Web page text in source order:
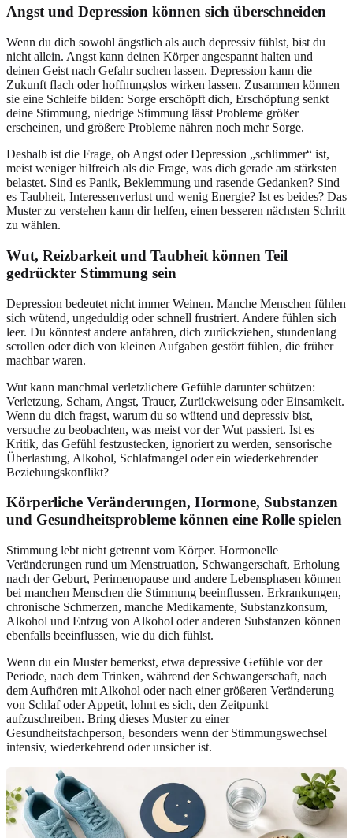
Angst und Depression können sich überschneiden
Wenn du dich sowohl ängstlich als auch depressiv fühlst, bist du
nicht allein. Angst kann deinen Körper angespannt halten und
deinen Geist nach Gefahr suchen lassen. Depression kann die
Zukunft flach oder hoffnungslos wirken lassen. Zusammen können
sie eine Schleife bilden: Sorge erschöpft dich, Erschöpfung senkt
deine Stimmung, niedrige Stimmung lässt Probleme größer
erscheinen, und größere Probleme nähren noch mehr Sorge.
Deshalb ist die Frage, ob Angst oder Depression „schlimmer“ ist,
meist weniger hilfreich als die Frage, was dich gerade am stärksten
belastet. Sind es Panik, Beklemmung und rasende Gedanken? Sind
es Taubheit, Interessenverlust und wenig Energie? Ist es beides? Das
Muster zu verstehen kann dir helfen, einen besseren nächsten Schritt
zu wählen.
Wut, Reizbarkeit und Taubheit können Teil
gedrückter Stimmung sein
Depression bedeutet nicht immer Weinen. Manche Menschen fühlen
sich wütend, ungeduldig oder schnell frustriert. Andere fühlen sich
leer. Du könntest andere anfahren, dich zurückziehen, stundenlang
scrollen oder dich von kleinen Aufgaben gestört fühlen, die früher
machbar waren.
Wut kann manchmal verletzlichere Gefühle darunter schützen:
Verletzung, Scham, Angst, Trauer, Zurückweisung oder Einsamkeit.
Wenn du dich fragst, warum du so wütend und depressiv bist,
versuche zu beobachten, was meist vor der Wut passiert. Ist es
Kritik, das Gefühl festzustecken, ignoriert zu werden, sensorische
Überlastung, Alkohol, Schlafmangel oder ein wiederkehrender
Beziehungskonflikt?
Körperliche Veränderungen, Hormone, Substanzen
und Gesundheitsprobleme können eine Rolle spielen
Stimmung lebt nicht getrennt vom Körper. Hormonelle
Veränderungen rund um Menstruation, Schwangerschaft, Erholung
nach der Geburt, Perimenopause und andere Lebensphasen können
bei manchen Menschen die Stimmung beeinflussen. Erkrankungen,
chronische Schmerzen, manche Medikamente, Substanzkonsum,
Alkohol und Entzug von Alkohol oder anderen Substanzen können
ebenfalls beeinflussen, wie du dich fühlst.
Wenn du ein Muster bemerkst, etwa depressive Gefühle vor der
Periode, nach dem Trinken, während der Schwangerschaft, nach
dem Aufhören mit Alkohol oder nach einer größeren Veränderung
von Schlaf oder Appetit, lohnt es sich, den Zeitpunkt
aufzuschreiben. Bring dieses Muster zu einer
Gesundheitsfachperson, besonders wenn der Stimmungswechsel
intensiv, wiederkehrend oder unsicher ist.